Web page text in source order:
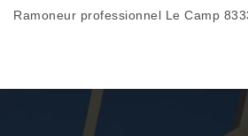
Ramoneur professionnel Le Camp